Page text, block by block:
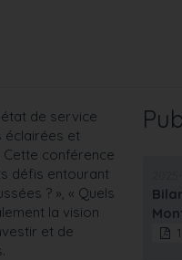
de service
éclairées et
conférence
défis entourant
? », « Quels
la vision
et de